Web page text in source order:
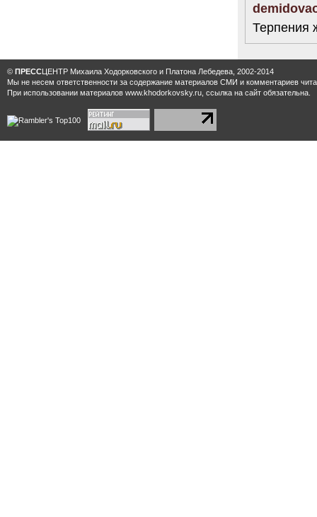
Терпения
© ПРЕССЦЕНТР Михаила Ходорковского и Платона Лебедева, 2002-2014
Мы не несем ответственности за содержание материалов CМИ и комментариев
При использовании материалов www.khodorkovsky.ru, ссылка на сайт обязательна.